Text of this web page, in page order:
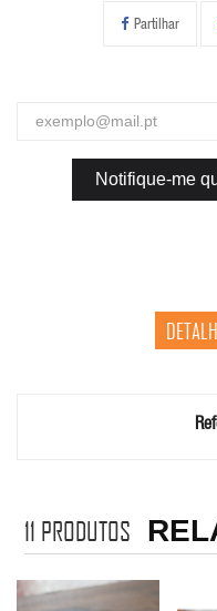
Partilhar
Notifique-me
11 PRODUTOS